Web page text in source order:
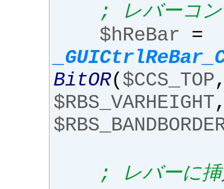
; レバーコン
$hReBar
=
BitOR($CCS_TOP
$RBS_VARHEIGHT
; レバーに挿